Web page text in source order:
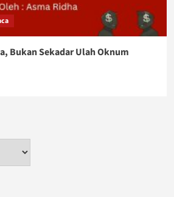
Bukan Sekadar Ulah Oknum